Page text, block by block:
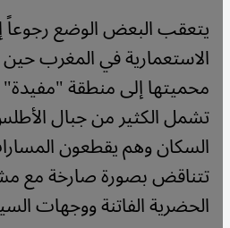
يتعقب البعض الوضع رجوعاً
الاستعمارية في المغرب
محميتها إلى منطقة
تشمل الكثير من جبال
السكان وهم يقطعون
تتناقض بصورة صارخة مع
الحضرية الفاتنة ووجهات